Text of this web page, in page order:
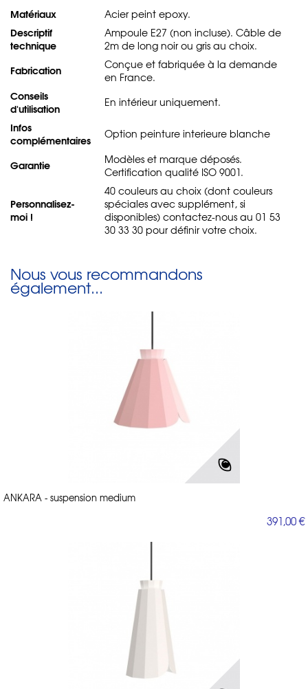
Matériaux Acier peint epoxy.
Descriptif
technique
Ampoule E27 (non incluse). Câble de
2m de long noir ou gris au choix.
Fabrication
Conçue et fabriquée à la demande
en France.
Conseils
d'utilisation
En intérieur uniquement.
Infos
complémentaires
Option peinture interieure blanche
Garantie
Modèles et marque déposés.
Certification qualité ISO 9001.
Personnalisez-
moi !
40 couleurs au choix (dont couleurs
spéciales avec supplément, si
disponibles) contactez-nous au 01 53
30 33 30 pour définir votre choix.
Nous vous recommandons
également...
ANKARA - suspension medium
391,00 €